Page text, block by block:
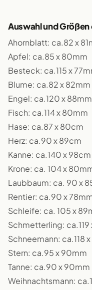
Auswahl und
Ahornblatt: ca.82 x
Apfel: ca.85 x 80mm
Besteck: ca.115 x
Blume: ca.82 x 82mm
Engel: ca.120 x 88mm
Fisch: ca.114 x 80mm
Hase: ca.87 x 80cm
Herz: ca.90 x 89cm
Kanne: ca.140 x 98cm
Krone: ca. 104 x
Laubbaum: ca. 90 x
Rentier: ca.90 x
Schleife: ca. 105 x
Schmetterling: ca.119
Schneemann: ca.118
Stern: ca.95 x 90mm
Tanne: ca.90 x 90mm
Weihnachtsmann: